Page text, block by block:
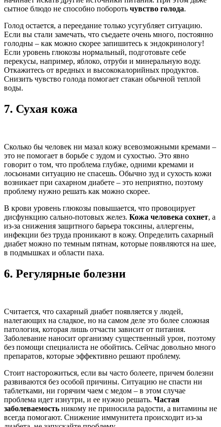
сытное блюдо не способно побороть чувство голода.
Голод остается, а переедание только усугубляет ситуацию.
Если вы стали замечать, что съедаете очень много, постоянно
голодны – как можно скорее запишитесь к эндокринологу!
Если уровень глюкозы нормальный, подготовьте себе
перекусы, например, яблоко, отруби и минеральную воду.
Откажитесь от вредных и высококалорийных продуктов.
Снизить чувство голода помогает стакан обычной теплой
воды.
7. Сухая кожа
Сколько бы человек ни мазал кожу всевозможными кремами –
это не помогает в борьбе с зудом и сухостью. Это явно
говорит о том, что проблема глубже, одними кремами и
лосьонами ситуацию не спасешь. Обычно зуд и сухость кожи
возникает при сахарном диабете – это неприятно, поэтому
проблему нужно решать как можно скорее.
В крови уровень глюкозы повышается, что провоцирует
дисфункцию сально-потовых желез. Кожа человека сохнет, а
из-за снижения защитного барьера токсины, аллергены,
инфекции без труда проникают в кожу. Определить сахарный
диабет можно по темным пятнам, которые появляются на шее,
в подмышках и области паха.
6. Регулярные болезни
Считается, что сахарный диабет появляется у людей,
налегающих на сладкое, но на самом деле это более сложная
патология, которая лишь отчасти зависит от питания.
Заболевание наносит организму существенный урон, поэтому
без помощи специалиста не обойтись. Сейчас довольно много
препаратов, которые эффективно решают проблему.
Стоит насторожиться, если вы часто болеете, причем болезни
развиваются без особой причины. Ситуацию не спасти ни
таблетками, ни горячим чаем с медом – в этом случае
проблема идет изнутри, и ее нужно решать. Частая
заболеваемость никому не приносила радости, а витамины не
всегда помогают. Снижение иммунитета происходит из-за